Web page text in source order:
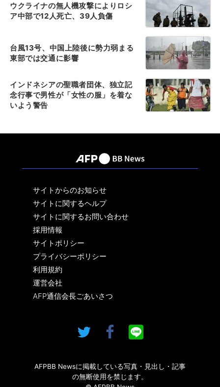
ウクライナの無人機攻撃によりロシ
ア中部で12人死亡、39人負傷
台風13号、中国上陸後に勢力弱まる
東部では交通に影響
インドネシアの聖職者団体、独立記
念行事で男性が「女性の服」を着な
いよう警告
サイトからのお知らせ
サイトに関するヘルプ
サイトに関するお問い合わせ
採用情報
サイトポリシー
プライバシーポリシー
利用規約
運営会社
AFP通信会長ごあいさつ
AFPBB Newsに掲載している写真・見出し・記事
の無断使用を禁じます。